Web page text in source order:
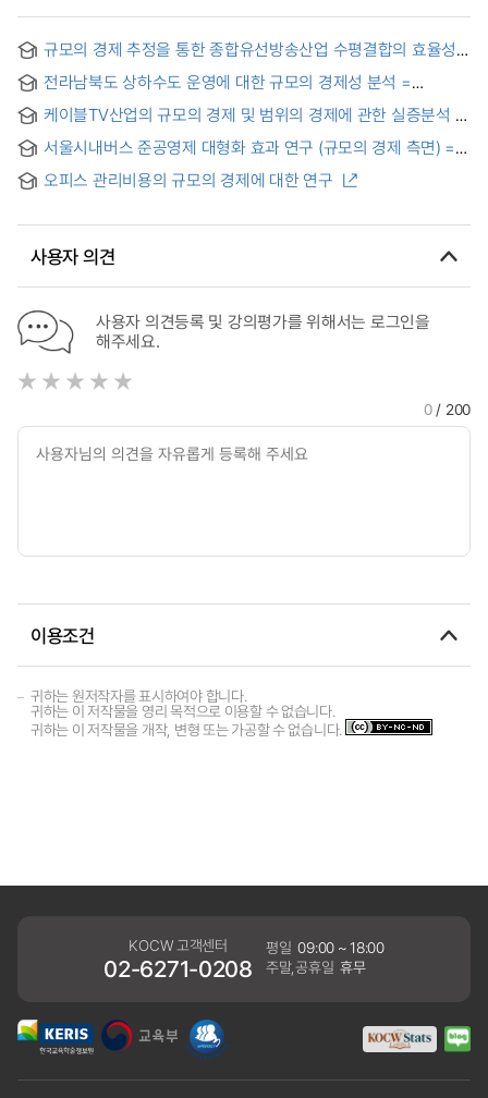
규모의 경제 추정을 통한 종합유선방송산업 수평결합의 효율성
전라남북도 상하수도 운영에 대한 규모의 경제성 분석 =
Cheonla Province Area
케이블TV산업의 규모의 경제 및 범위의 경제에 관한 실증분석
서울시내버스 준공영제 대형화 효과 연구 (규모의 경제 측면) =
under semi-public system in terms of economies of scale
오피스 관리비용의 규모의 경제에 대한 연구
사용자 의견
사용자 의견등록 및 강의평가를 위해서는 로그인을
해주세요.
0/ 200
이용조건
귀하는 원저작자를 표시하여야 합니다.
귀하는 이 저작물을 영리 목적으로 이용할 수 없습니다.
귀하는 이 저작물을 개작, 변형 또는 가공할 수 없습니다.
KOCW 고객센터
02-6271-0208
평일 09:00 ~ 18:00
주말,공휴일 휴무